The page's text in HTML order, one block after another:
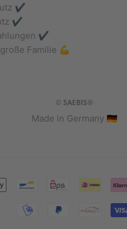
✔️
✔️
✔️
Familie 💪
© SAEBIS®
Made in Germany 🇩🇪